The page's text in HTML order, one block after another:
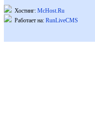
Хостинг: McHost.Ru
Работает на: RunLiveCMS